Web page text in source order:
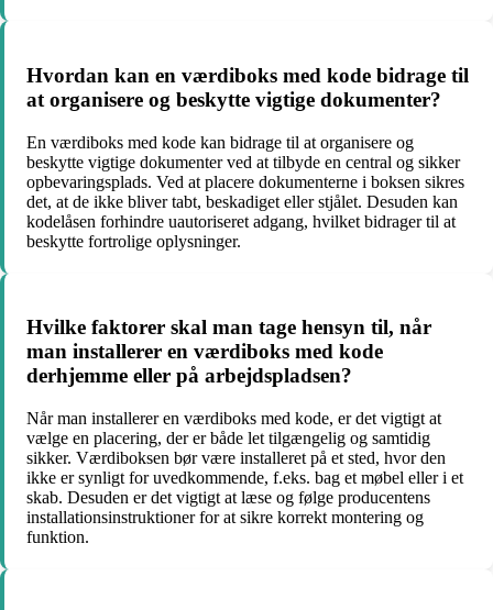
Hvordan kan en værdiboks med kode bidrage til
at organisere og beskytte vigtige dokumenter?
En værdiboks med kode kan bidrage til at organisere og
beskytte vigtige dokumenter ved at tilbyde en central og sikker
opbevaringsplads. Ved at placere dokumenterne i boksen sikres
det, at de ikke bliver tabt, beskadiget eller stjålet. Desuden kan
kodelåsen forhindre uautoriseret adgang, hvilket bidrager til at
beskytte fortrolige oplysninger.
Hvilke faktorer skal man tage hensyn til, når
man installerer en værdiboks med kode
derhjemme eller på arbejdspladsen?
Når man installerer en værdiboks med kode, er det vigtigt at
vælge en placering, der er både let tilgængelig og samtidig
sikker. Værdiboksen bør være installeret på et sted, hvor den
ikke er synligt for uvedkommende, f.eks. bag et møbel eller i et
skab. Desuden er det vigtigt at læse og følge producentens
installationsinstruktioner for at sikre korrekt montering og
funktion.